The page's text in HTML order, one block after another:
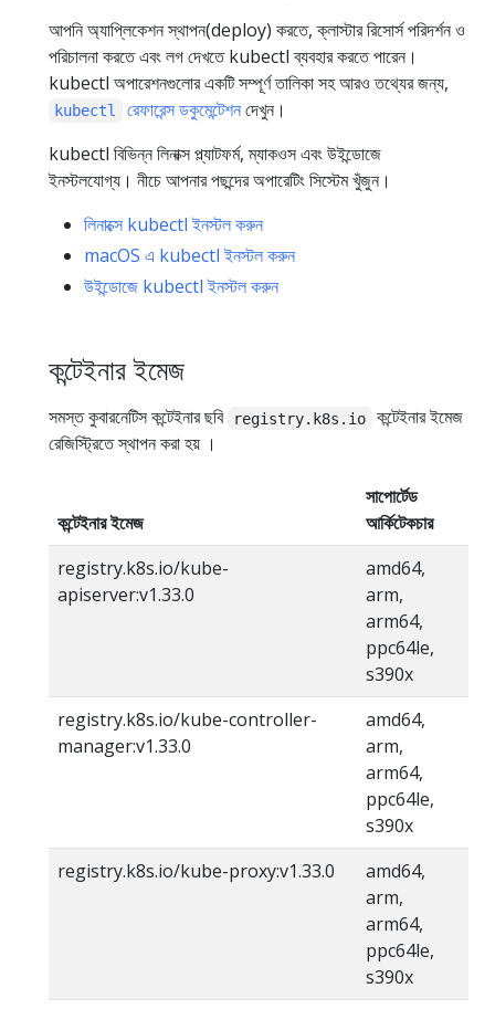
আপনি অ্যাপ্লিকেশন স্থাপন(deploy) করতে, ক্লাস্টার রিসোর্স পরিদর্শন ও
পরিচালনা করতে এবং লগ দেখতে kubectl ব্যবহার করতে পারেন।
kubectl অপারেশনগুলোর একটি সম্পূর্ণ তালিকা সহ আরও তথ্যের জন্য,
kubectl রেফারেন্স ডকুমেন্টেশনদেখুন।
kubectl বিভিন্ন লিনাক্স প্ল্যাটফর্ম, ম্যাকওস এবং উইন্ডোজে
ইনস্টলযোগ্য। নীচে আপনার পছন্দের অপারেটিং সিস্টেম খুঁজুন।
লিনাক্সে kubectl ইনস্টল করুন
macOS এ kubectl ইনস্টল করুন
উইন্ডোজে kubectl ইনস্টল করুন
কন্টেইনার ইমেজ
সমস্ত কুবারনেটিস কন্টেইনার ছবি registry.k8s.io
কন্টেইনার ইমেজ
রেজিস্ট্রিতে স্থাপন করা হয় ।
কন্টেইনার ইমেজ
সাপোর্টেড
আর্কিটেকচার
registry.k8s.io/kube-
apiserver:v1.33.0
amd64,
arm,
arm64,
ppc64le,
s390x
registry.k8s.io/kube-controller-
manager:v1.33.0
amd64,
arm,
arm64,
ppc64le,
s390x
registry.k8s.io/kube-proxy:v1.33.0
amd64,
arm,
arm64,
ppc64le,
s390x